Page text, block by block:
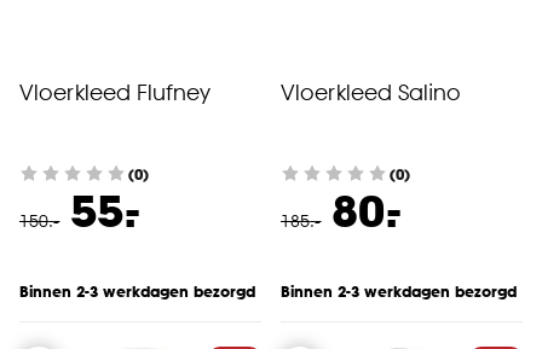
Vloerkleed Flufney
(0)
150.- 55.
-
Binnen 2-3 werkdagen bezorgd
Vloerkleed Salino
(0)
185.- 80.
-
Binnen 2-3 werkdagen bezorgd